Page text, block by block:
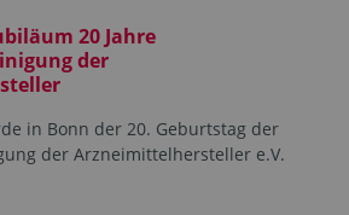
20 Jahre
der
in Bonn der 20. Geburtstag der
der Arzneimittelhersteller e.V.